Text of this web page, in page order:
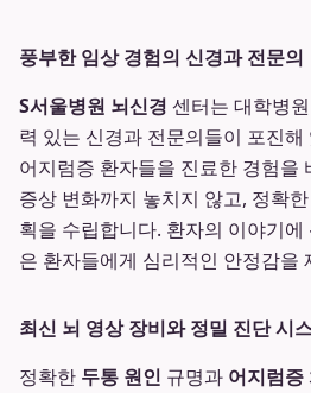
풍부한 임상 경험의 신경과 전문의
S서울병원 뇌신경 센터는 대학병
력 있는 신경과 전문의들이 포진
어지럼증 환자들을 진료한 경험을
증상 변화까지 놓치지 않고, 정확
획을 수립합니다. 환자의 이야기
은 환자들에게 심리적인 안정감을
최신 뇌 영상 장비와 정밀 진단 시
정확한 두통 원인 규명과 어지럼증